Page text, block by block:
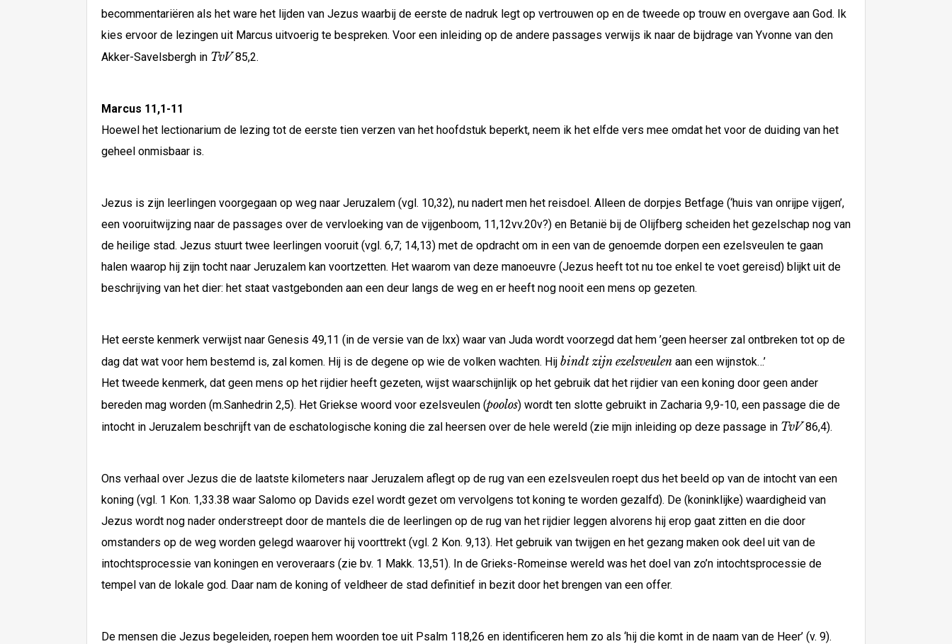
becommentariëren als het ware het lijden van Jezus waarbij de eerste de nadruk legt op vertrouwen op en de tweede op trouw en overgave aan God. Ik
kies ervoor de lezingen uit Marcus uitvoerig te bespreken. Voor een inleiding op de andere passages verwijs ik naar de bijdrage van Yvonne van den
Akker-Savelsbergh in TvV85,2.
Marcus 11,1-11
Hoewel het lectionarium de lezing tot de eerste tien verzen van het hoofdstuk beperkt, neem ik het elfde vers mee omdat het voor de duiding van het
geheel onmisbaar is.
Jezus is zijn leerlingen voorgegaan op weg naar Jeruzalem (vgl. 10,32), nu nadert men het reisdoel. Alleen de dorpjes Betfage (‘huis van onrijpe vijgen’,
een vooruitwijzing naar de passages over de vervloeking van de vijgenboom, 11,12vv.20v?) en Betanië bij de Olijfberg scheiden het gezelschap nog van
de heilige stad. Jezus stuurt twee leerlingen vooruit (vgl. 6,7; 14,13) met de opdracht om in een van de genoemde dorpen een ezelsveulen te gaan
halen waarop hij zijn tocht naar Jeruzalem kan voortzetten. Het waarom van deze manoeuvre (Jezus heeft tot nu toe enkel te voet gereisd) blijkt uit de
beschrijving van het dier: het staat vastgebonden aan een deur langs de weg en er heeft nog nooit een mens op gezeten.
Het eerste kenmerk verwijst naar Genesis 49,11 (in de versie van de lxx) waar van Juda wordt voorzegd dat hem ’geen heerser zal ontbreken tot op de
dag dat wat voor hem bestemd is, zal komen. Hij is de degene op wie de volken wachten. Hij bindt zijn ezelsveulen aan een wijnstok…’
Het tweede kenmerk, dat geen mens op het rijdier heeft gezeten, wijst waarschijnlijk op het gebruik dat het rijdier van een koning door geen ander
bereden mag worden (m.Sanhedrin 2,5). Het Griekse woord voor ezelsveulen (poolos) wordt ten slotte gebruikt in Zacharia 9,9-10, een passage die de
intocht in Jeruzalem beschrijft van de eschatologische koning die zal heersen over de hele wereld (zie mijn inleiding op deze passage in TvV86,4).
Ons verhaal over Jezus die de laatste kilometers naar Jeruzalem aflegt op de rug van een ezelsveulen roept dus het beeld op van de intocht van een
koning (vgl. 1 Kon. 1,33.38 waar Salomo op Davids ezel wordt gezet om vervolgens tot koning te worden gezalfd). De (koninklijke) waardigheid van
Jezus wordt nog nader onderstreept door de mantels die de leerlingen op de rug van het rijdier leggen alvorens hij erop gaat zitten en die door
omstanders op de weg worden gelegd waarover hij voorttrekt (vgl. 2 Kon. 9,13). Het gebruik van twijgen en het gezang maken ook deel uit van de
intochtsprocessie van koningen en veroveraars (zie bv. 1 Makk. 13,51). In de Grieks-Romeinse wereld was het doel van zo’n intochtsprocessie de
tempel van de lokale god. Daar nam de koning of veldheer de stad definitief in bezit door het brengen van een offer.
De mensen die Jezus begeleiden, roepen hem woorden toe uit Psalm 118,26 en identificeren hem zo als ‘hij die komt in de naam van de Heer’ (v. 9).